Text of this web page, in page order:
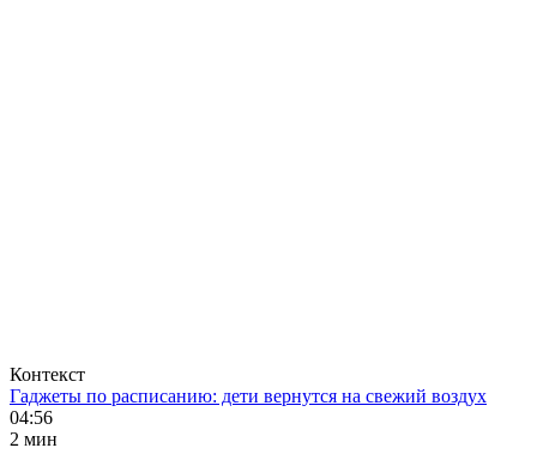
Контекст
Гаджеты по расписанию: дети вернутся на свежий воздух
04:56
2 мин